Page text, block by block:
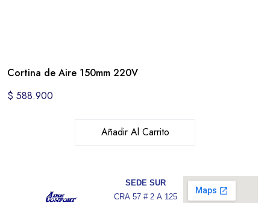
Cortina de Aire 150mm 220V
$ 588.900
Añadir Al Carrito
SEDE SUR
CRA 57 # 2 A 125